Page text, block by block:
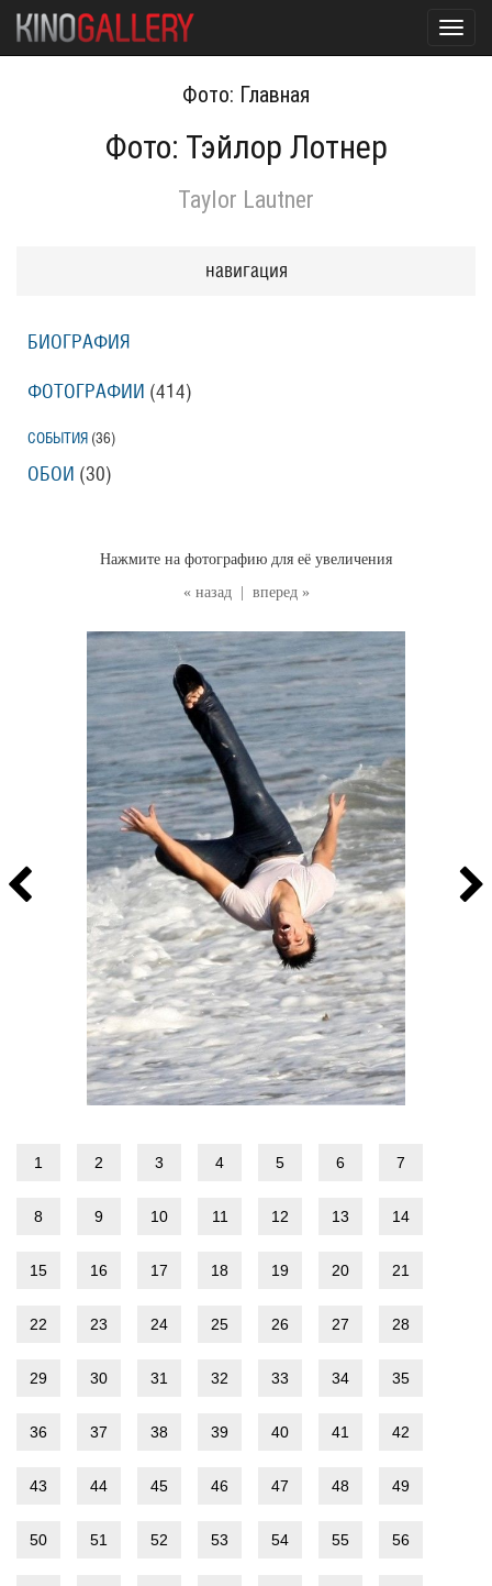
Фото: Главная
Фото: Тэйлор Лотнер
Taylor Lautner
« назад вперед »
Нажмите на фотографию для её увеличения
1 2 3 4 5 6 7
8 9 10 11 12 13 14
15 16 17 18 19 20 21
22 23 24 25 26 27 28
29 30 31 32 33 34 35
36 37 38 39 40 41 42
43 44 45 46 47 48 49
50 51 52 53 54 55 56
навигация
БИОГРАФИЯ
ФОТОГРАФИИ (414)
СОБЫТИЯ (36)
ОБОИ (30)